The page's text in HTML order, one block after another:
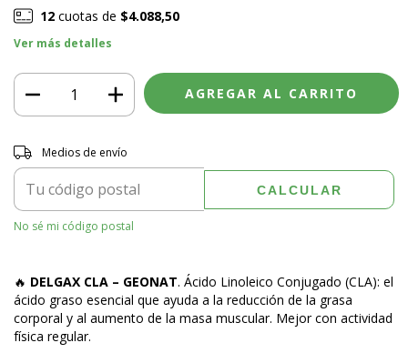
12cuotas de $4.088,50
Ver más detalles
Entregas para el CP:
Medios de envío
CALCULAR
No sé mi código postal
🔥 DELGAX CLA – GEONAT. Ácido Linoleico Conjugado (CLA): el
ácido graso esencial que ayuda a la reducción de la grasa
corporal y al aumento de la masa muscular. Mejor con actividad
física regular.